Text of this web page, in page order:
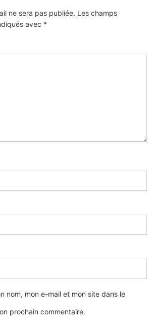
ne sera pas publiée. Les champs
avec *
nom, mon e-mail et mon site dans le
prochain commentaire.